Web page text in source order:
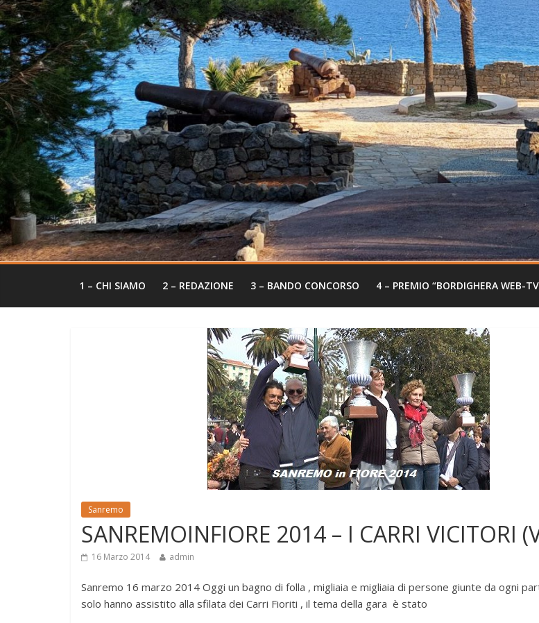
1 – CHI SIAMO 2 – REDAZIONE 3 – BANDO CONCORSO 4 – PREMIO “BORDIGHERA WEB-
Sanremo
SANREMOINFIORE 2014 – I CARRI VICITORI
16 Marzo 2014 admin
Sanremo 16 marzo 2014 Oggi un bagno di folla , migliaia e migliaia di persone giunte da ogni
solo hanno assistito alla sfilata dei Carri Fioriti , il tema della gara è stato